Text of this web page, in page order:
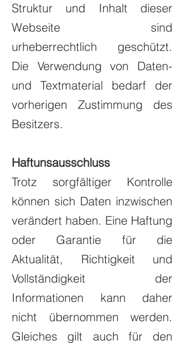
Struktur und Inhalt dieser
Webseite sind
urheberrechtlich geschützt.
Die Verwendung von Daten-
und Textmaterial bedarf der
vorherigen Zustimmung des
Besitzers.
Haftunsausschluss
Trotz sorgfältiger Kontrolle
können sich Daten inzwischen
verändert haben. Eine Haftung
oder Garantie für die
Aktualität, Richtigkeit und
Vollständigkeit der
Informationen kann daher
nicht übernommen werden.
Gleiches gilt auch für den